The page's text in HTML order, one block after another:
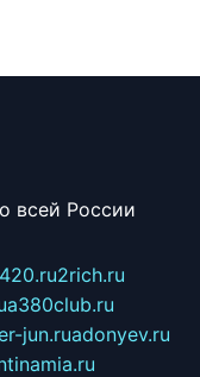
всей России
2rich.ru
a380club.ru
jun.ruadonyev.ru